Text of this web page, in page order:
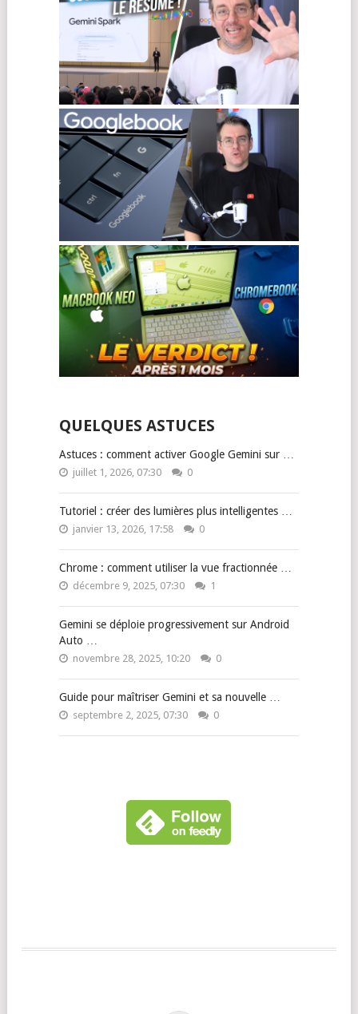
QUELQUES ASTUCES
Astuces : comment activer Google Gemini sur …
juillet 1, 2026, 07:30 0
Tutoriel : créer des lumières plus intelligentes …
janvier 13, 2026, 17:58 0
Chrome : comment utiliser la vue fractionnée …
décembre 9, 2025, 07:30 1
Gemini se déploie progressivement sur Android
Auto …
novembre 28, 2025, 10:20 0
Guide pour maîtriser Gemini et sa nouvelle …
septembre 2, 2025, 07:30 0